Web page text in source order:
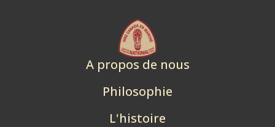
A propos de nous
Philosophie
L'histoire